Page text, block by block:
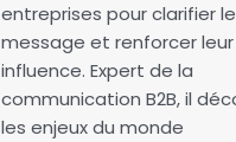
entreprises pour clarifier
message et renforcer leur
influence. Expert de la
communication B2B, il
les enjeux du monde